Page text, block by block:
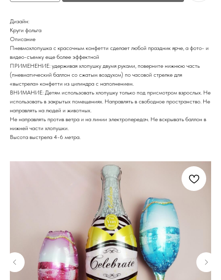
Дизайн:
Круги фольга
Описание
Пневмохлопушка с красочным конфетти сделает любой праздник ярче, а фото- и
видео-съемку еще более эффектной
ПРИМЕНЕНИЕ: удерживая хлопушку двумя руками, поверните нижнюю часть
(пневматический баллон со сжатым воздухом) по часовой стрелке для
«выстрела» конфетти из цилиндра с наполнением.
ВНИМАНИЕ: Детям использовать хлопушку только под присмотром взрослых. Не
использовать в закрытых помещениях. Направлять в свободное пространство. Не
направлять на людей и животных.
Не направлять против ветра и на линии электропередач. Не вскрывать баллон в
нижней части хлопушки.
Высота выстрела 4-6 метра.